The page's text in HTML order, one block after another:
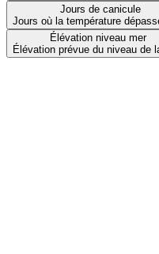
Jours de canicule
Jours où la température
Élévation niveau mer
Élévation prévue du niveau de